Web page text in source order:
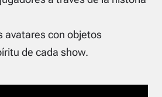
avatares con objetos
de cada show.